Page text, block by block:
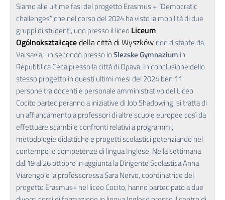
Siamo alle ultime fasi del progetto Erasmus + “Democratic
challenges” che nel corso del 2024 ha visto la mobilità di due
gruppi di studenti, uno presso il liceo Liceum
Ogólnokształcącedella città di Wyszków non distante da
Varsavia, un secondo presso loSlezske Gymnazium in
Repubblica Ceca presso la città di Opava. In conclusione dello
stesso progetto in questi ultimi mesi del 2024 ben 11
persone tra docenti e personale amministrativo del Liceo
Cocito parteciperanno a iniziative di Job Shadowing: si tratta di
un affiancamento a professori di altre scuole europee così da
effettuare scambi e confronti relativi a programmi,
metodologie didattiche e progetti scolastici potenziando nel
contempo le competenze di lingua Inglese. Nella settimana
dal 19 al 26 ottobre in aggiunta la Dirigente Scolastica Anna
Viarengo e la professoressa Sara Nervo, coordinatrice del
progetto Erasmus+ nel liceo Cocito, hanno partecipato a due